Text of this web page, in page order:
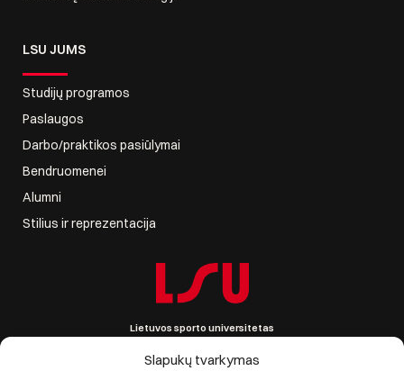
Slapukų tvarkymas
LSU JUMS
Studijų programos
Paslaugos
Darbo/praktikos pasiūlymai
Bendruomenei
Alumni
Stilius ir reprezentacija
Lietuvos sporto universitetas
Sporto g. 6, LT-44221 Kaunas, Lietuva
Įmonės kodas 111951530
PVM mokėtojo kodas LT119515314